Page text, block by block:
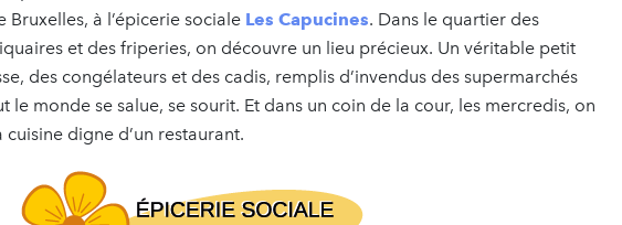
à l’épicerie sociale Les Capucines. Dans le quartier des
et des friperies, on découvre un lieu précieux. Un véritable petit
des congélateurs et des cadis, remplis d’invendus des supermarchés
le monde se salue, se sourit. Et dans un coin de la cour, les mercredis, on
digne d’un restaurant.